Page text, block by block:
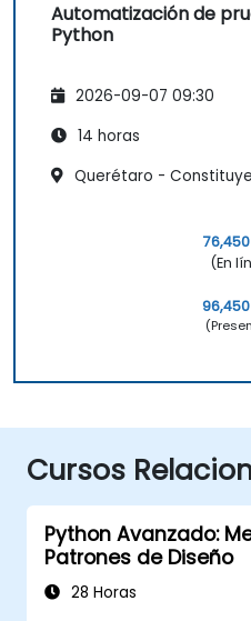
Automatización de
Python
2026-09-07 09:30
14 horas
Querétaro -
(En
96,450
Cursos
Python Avanzado:
Patrones de Diseño
28 Horas